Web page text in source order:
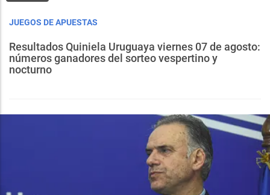
JUEGOS DE APUESTAS
Resultados Quiniela Uruguaya viernes 07 de agosto:
números ganadores del sorteo vespertino y
nocturno